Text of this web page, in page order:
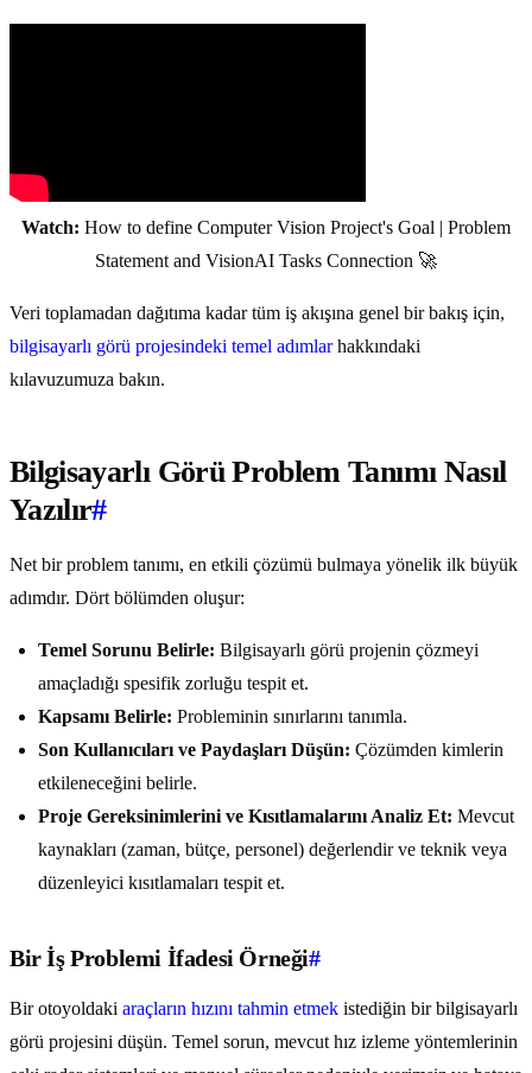
Watch: How to define Computer Vision Project's Goal | Problem
Statement and VisionAI Tasks Connection 🚀
Veri toplamadan dağıtıma kadar tüm iş akışına genel bir bakış için,
bilgisayarlı görü projesindeki temel adımlarhakkındaki
kılavuzumuza bakın.
Bilgisayarlı Görü Problem Tanımı Nasıl
Yazılır#
Net bir problem tanımı, en etkili çözümü bulmaya yönelik ilk büyük
adımdır. Dört bölümden oluşur:
Temel Sorunu Belirle: Bilgisayarlı görü projenin çözmeyi
amaçladığı spesifik zorluğu tespit et.
Kapsamı Belirle: Probleminin sınırlarını tanımla.
Son Kullanıcıları ve Paydaşları Düşün: Çözümden kimlerin
etkileneceğini belirle.
Proje Gereksinimlerini ve Kısıtlamalarını Analiz Et: Mevcut
kaynakları (zaman, bütçe, personel) değerlendir ve teknik veya
düzenleyici kısıtlamaları tespit et.
Bir İş Problemi İfadesi Örneği#
Bir otoyoldaki araçların hızını tahmin etmek istediğin bir bilgisayarlı
görü projesini düşün. Temel sorun, mevcut hız izleme yöntemlerinin